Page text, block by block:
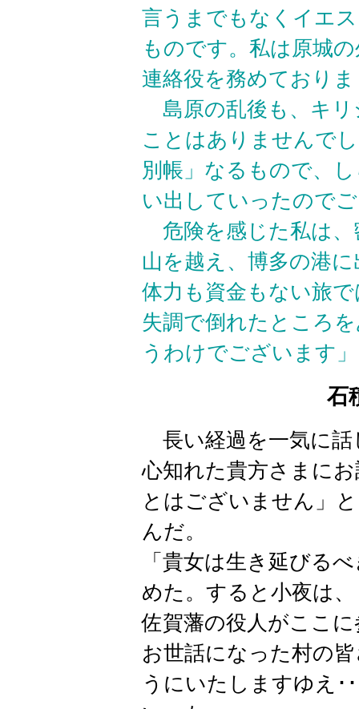
言うまでもなくイエ
ものです。私は原城
連絡役を務めており
島原の乱後も、キリ
ことはありませんで
別帳」なるもので、
い出していったので
危険を感じた私は、
山を越え、博多の港
体力も資金もない旅
失調で倒れたところ
うわけでございます」
石
長い経過を一気に話
心知れた貴方さまに
とはございません」
んだ。
「貴女は生き延びる
めた。すると小夜は
佐賀藩の役人がここ
お世話になった村の
うにいたしますゆえ･